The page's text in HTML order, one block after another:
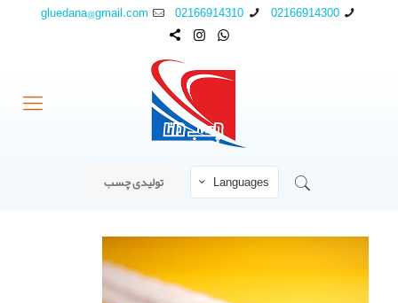
02166914300
02166914310
gluedana@gmail.com
Languages تولیدی چسب